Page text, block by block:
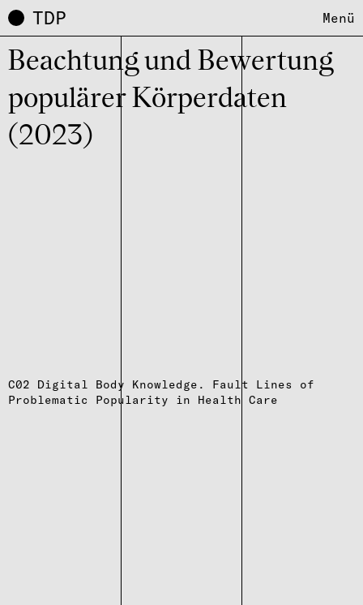
TDP Menü
Beach­tung und Bewer­tung
popu­lä­rer Körper­da­ten
(2023)
C02 Digital Body Knowledge. Fault Lines of
Problematic Popularity in Health Care